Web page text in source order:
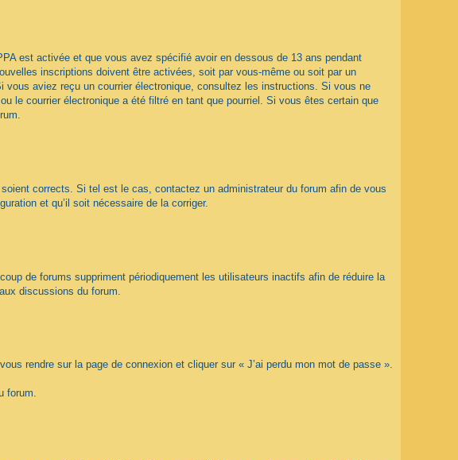
est activée et que vous avez spécifié avoir en dessous de 13 ans pendant
inscriptions doivent être activées, soit par vous-même ou soit par un
aviez reçu un courrier électronique, consultez les instructions. Si vous ne
le courrier électronique a été filtré en tant que pourriel. Si vous êtes certain que
corrects. Si tel est le cas, contactez un administrateur du forum afin de vous
et qu’il soit nécessaire de la corriger.
de forums suppriment périodiquement les utilisateurs inactifs afin de réduire la
discussions du forum.
rendre sur la page de connexion et cliquer sur « J’ai perdu mon mot de passe ».
forum.